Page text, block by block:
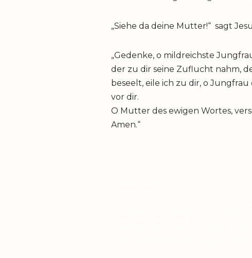
„Siehe da deine Mutter!“ sagt
„Gedenke, o mildreichste
der zu dir seine Zuflucht nahm,
beseelt, eile ich zu dir, o
vor dir.
O Mutter des ewigen Wortes,
Amen.“